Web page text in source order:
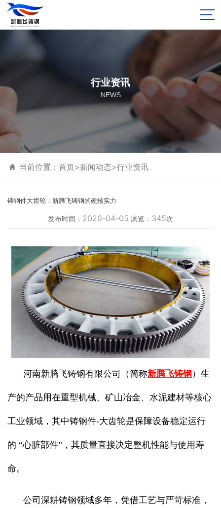
行业资讯
NEWS
当前位置： 首页>新闻动态>行业资讯
铸钢件大齿轮：新腾飞铸钢的硬核实力
发布时间： 2026-04-05 浏览： 345次
河南新腾飞铸钢有限公司（简称新腾飞铸钢 ）生
产的产品用在重型机械、矿山冶金、水泥建材等核心
工业领域，其中铸钢件-大齿轮是保障设备稳定运行
的 “心脏部件”，其质量直接决定整机性能与使用寿
命。
公司深耕铸钢领域多年，凭借工艺与严苛标准，